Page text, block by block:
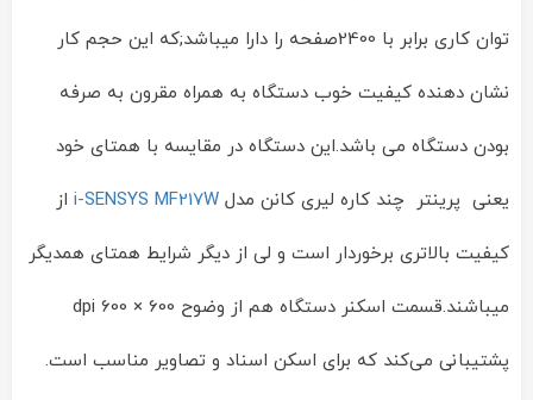
توان کاری برابر با 2400صفحه را دارا میباشد;که این حجم کار
نشان دهنده کیفیت خوب دستگاه به همراه مقرون به صرفه
بودن دستگاه می باشد.این دستگاه در مقایسه با همتای خود
یعنی پرینتر چند کاره لیری کانن مدل i-SENSYS MF217W از
کیفیت بالاتری برخوردار است و لی از دیگر شرایط همتای همدیگر
میباشند.قسمت اسکنر دستگاه هم از وضوح 600 × 600 dpi
پشتیبانی می‌کند که برای اسکن اسناد و تصاویر مناسب است.